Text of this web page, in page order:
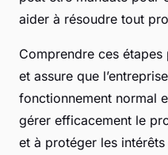
aider à résoudre tout
Comprendre ces étapes
et assure que
fonctionnement normal
gérer efficacement le
et à protéger les